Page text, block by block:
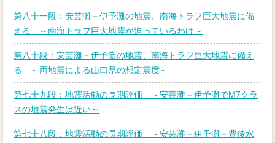
第八十一段：安芸灘－伊予灘の地震、南海トラフ巨大地震に備
える ～南海トラフ巨大地震が迫っているわけ～
第八十段：安芸灘－伊予灘の地震、南海トラフ巨大地震に備え
る ～両地震による山口県の想定震度～
第七十九段：地震活動の長期評価 ～安芸灘－伊予灘でM7クラ
スの地震発生は近い～
第七十八段：地震活動の長期評価 ～安芸灘－伊予灘－豊後水